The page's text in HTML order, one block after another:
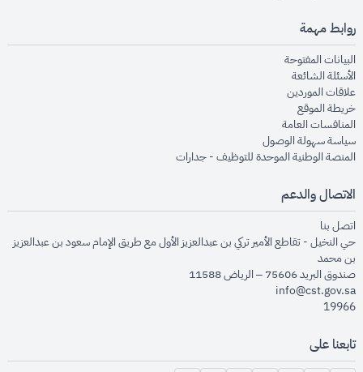
روابط مهمة
البيانات المفتوحةopens in new window
الأسئلة الشائعةopens in new window
علاقات الموردينopens in new window
خريطة الموقعopens in new window
المنافسات العامةopens in new window
سياسة سهولة الوصولopens in new window
المنصة الوطنية الموحدة للتوظيف - جداراتopens in new window
الاتصال والدعم
اتصل بنا
حي النخيل - تقاطع الأمير تركي بن عبدالعزيز الأول مع طريق الإمام سعود بن عبدالعزيز
بن محمد
صندوق البريد 75606 – الرياض 11588
info@cst.gov.sa
19966
تابعنا على